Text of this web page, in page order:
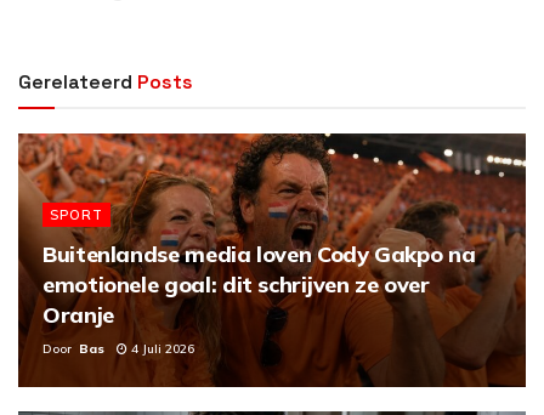
Gerelateerd Posts
SPORT
Buitenlandse media loven Cody Gakpo na
emotionele goal: dit schrijven ze over
Oranje
Door Bas 4 Juli 2026